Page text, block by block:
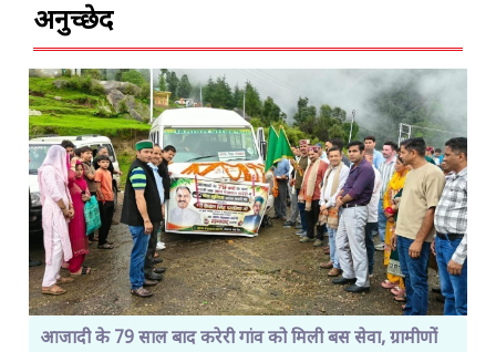
अनुच्छेद
आजादी के 79 साल बाद करेरी गांव को मिली बस सेवा, ग्रामीणों